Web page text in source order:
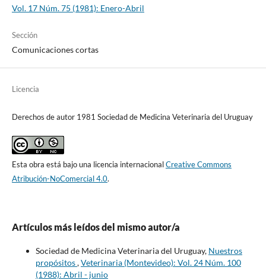
Vol. 17 Núm. 75 (1981): Enero-Abril
Sección
Comunicaciones cortas
Licencia
Derechos de autor 1981 Sociedad de Medicina Veterinaria del Uruguay
Esta obra está bajo una licencia internacionalCreative Commons
Atribución-NoComercial 4.0.
Artículos más leídos del mismo autor/a
Sociedad de Medicina Veterinaria del Uruguay, Nuestros
propósitos,Veterinaria (Montevideo): Vol. 24 Núm. 100
(1988): Abril - junio